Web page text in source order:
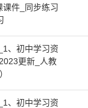
课件_同步练习
、初中学习资
更新_人教
、初中学习资